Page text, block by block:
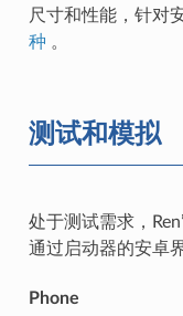
尺寸和性能，针对
种 。
测试和模拟
处于测试需求，
通过启动器的安卓
Phone